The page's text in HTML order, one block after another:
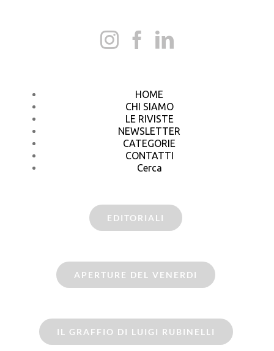
HOME
CHI SIAMO
LE RIVISTE
NEWSLETTER
CATEGORIE
CONTATTI
Cerca
EDITORIALI
APERTURE DEL VENERDI
IL GRAFFIO DI LUIGI RUBINELLI